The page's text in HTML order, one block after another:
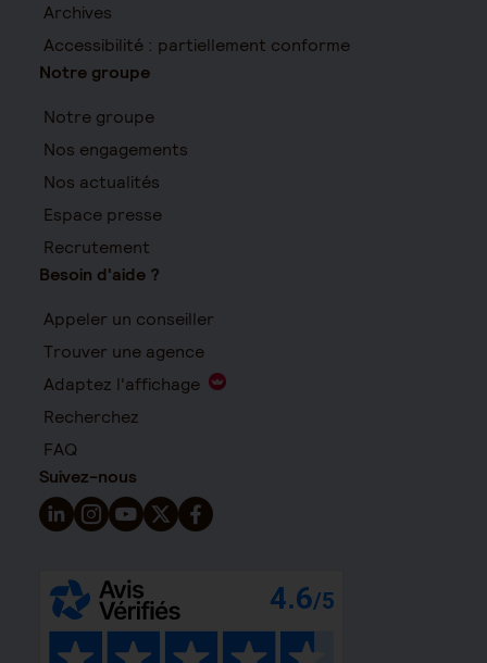
Archives
Accessibilité : partiellement conforme
Notre groupe
Notre groupe
Nos engagements
Nos actualités
Espace presse
Recrutement
Besoin d'aide ?
Appeler un conseiller
Trouver une agence
Adaptez l'affichage
Recherchez
FAQ
Suivez-nous
Suivez-nous sur LinkedIn - Nouvelle fenêtre
Suivez-nous sur Instagram - Nouvelle fenêtre
Suivez-nous sur YouTube - Nouvelle fenêtre
Suivez-nous sur X - Nouvelle fenêtre
Suivez-nous sur Facebook - Nouvelle